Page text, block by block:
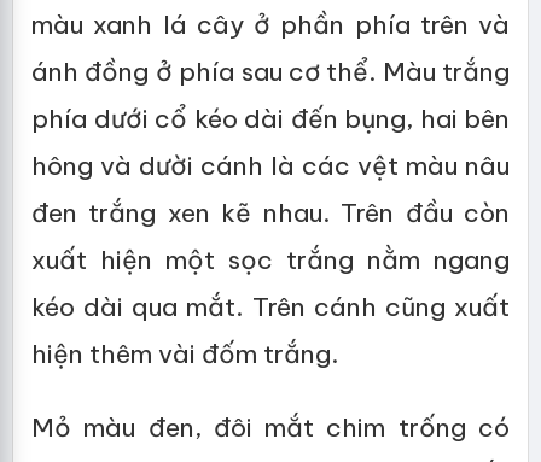
màu xanh lá cây ở phần phía trên và
ánh đồng ở phía sau cơ thể. Màu trắng
phía dưới cổ kéo dài đến bụng, hai bên
hông và dười cánh là các vệt màu nâu
đen trắng xen kẽ nhau. Trên đầu còn
xuất hiện một sọc trắng nằm ngang
kéo dài qua mắt. Trên cánh cũng xuất
hiện thêm vài đốm trắng.
Mỏ màu đen, đôi mắt chim trống có